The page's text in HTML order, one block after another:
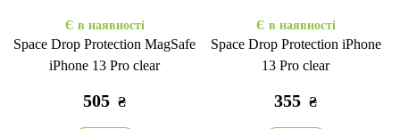
Є в наявності
Space Drop Protection MagSafe
iPhone 13 Pro clear
505 ₴
Є в наявності
Space Drop Protection iPhone
13 Pro clear
355 ₴